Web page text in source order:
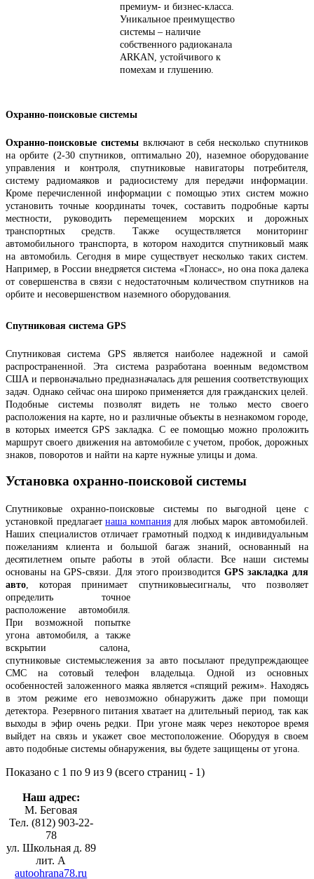
премиум- и бизнес-класса.
Уникальное преимущество
системы – наличие
собственного радиоканала
ARKAN, устойчивого к
помехам и глушению.
Охранно-поисковые системы
Охранно-поисковые системывключают в себя несколько спутников
на орбите (2-30 спутников, оптимально 20), наземное оборудование
управления и контроля, спутниковые навигаторы потребителя,
систему радиомаяков и радиосистему для передачи информации.
Кроме перечисленной информации с помощью этих систем можно
установить точные координаты точек, составить подробные карты
местности, руководить перемещением морских и дорожных
транспортных средств. Также осуществляется мониторинг
автомобильного транспорта, в котором находится спутниковый маяк
на автомобиль. Сегодня в мире существует несколько таких систем.
Например, в России внедряется система «Глонасс», но она пока далека
от совершенства в связи с недостаточным количеством спутников на
орбите и несовершенством наземного оборудования.
Спутниковая система GPS
Спутниковая система GPS является наиболее надежной и самой
распространенной. Эта система разработана военным ведомством
США и первоначально предназначалась для решения соответствующих
задач. Однако сейчас она широко применяется для гражданских целей.
Подобные системы позволят видеть не только место своего
расположения на карте, но и различные объекты в незнакомом городе,
в которых имеется GPS закладка. С ее помощью можно проложить
маршрут своего движения на автомобиле с учетом, пробок, дорожных
знаков, поворотов и найти на карте нужные улицы и дома.
Установка охранно-поисковой системы
Спутниковые охранно-поисковые системы по выгодной цене с
установкой предлагаетнаша компаниядля любых марок автомобилей.
Наших специалистов отличает грамотный подход к индивидуальным
пожеланиям клиента и большой багаж знаний, основанный на
десятилетнем опыте работы в этой области. Все наши системы
основаны на GPS-связи. Для этого производится GPS закладка для
авто , которая принимает спутниковыесигналы, что позволяет
определить точное
расположение автомобиля.
При возможной попытке
угона автомобиля, а также
вскрытии салона,
спутниковые системыслежения за авто посылают предупреждающее
СМС на сотовый телефон владельца. Одной из основных
особенностей заложенного маяка является «спящий режим». Находясь
в этом режиме его невозможно обнаружить даже при помощи
детектора. Резервного питания хватает на длительный период, так как
выходы в эфир очень редки. При угоне маяк через некоторое время
выйдет на связь и укажет свое местоположение. Оборудуя в своем
авто подобные системы обнаружения, вы будете защищены от угона.
Показано с 1 по 9 из 9 (всего страниц - 1)
Наш адрес:
М. Беговая
Тел. (812) 903-22-
78
ул. Школьная д. 89
лит. А
autoohrana78.ru